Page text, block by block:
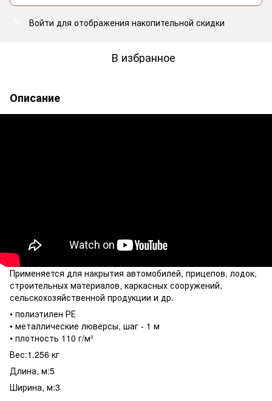
Войти для отображения накопительной скидки
В избранное
Описание
Применяется для накрытия автомобилей, прицепов, лодок,
строительных материалов, каркасных сооружений,
сельскохозяйственной продукции и др.
• полиэтилен РЕ
• металлические люверсы, шаг - 1 м
• плотность 110 г/м²
Вес:1.256 кг
Длина, м:5
Ширина, м:3